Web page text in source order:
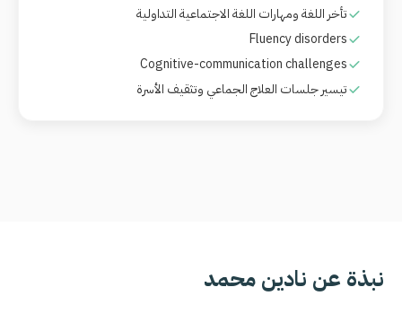
تأخر اللغة ومهارات اللغة الاجتماعية التداولية
Fluency disorders
Cognitive-communication challenges
تيسير جلسات العلاج الجماعي وتثقيف الأسرة
نبذة عن نادين محمد